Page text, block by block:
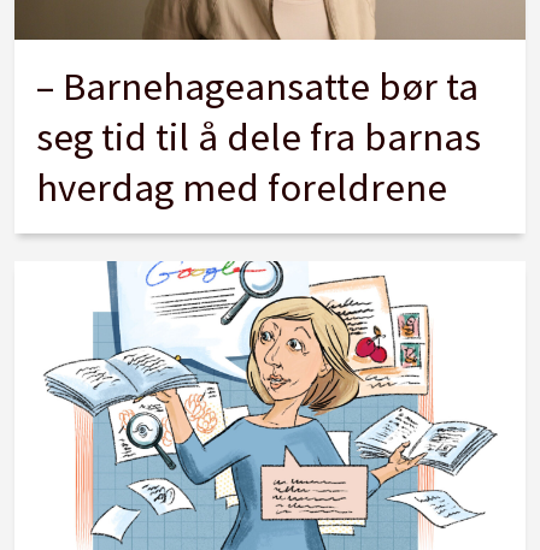
– Barnehageansatte bør ta
seg tid til å dele fra barnas
hverdag med foreldrene